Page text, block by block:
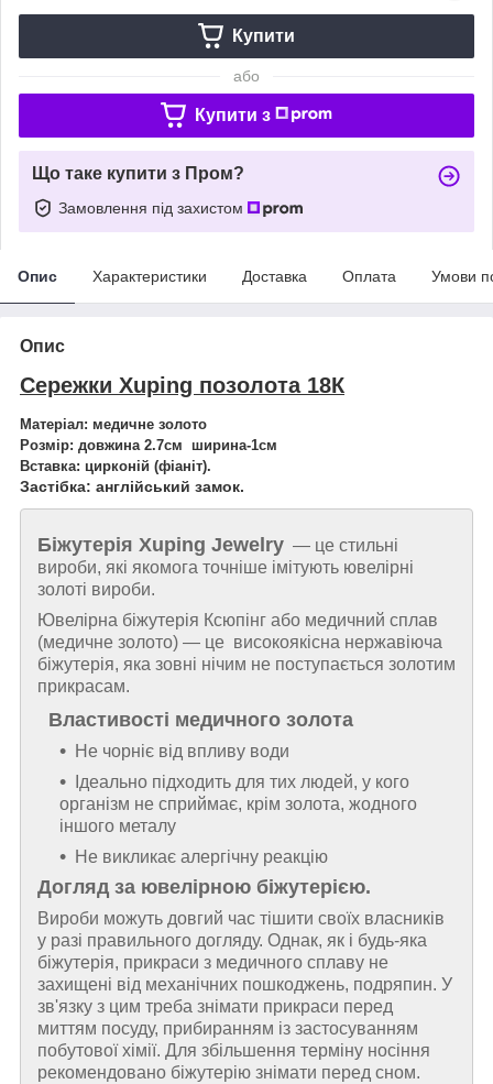
Купити
або
Купити з
Що таке купити з Пром?
Замовлення під захистом
Опис Характеристики Доставка Оплата Умови
Опис
Сережки Xuping позолота 18К
Матеріал: медичне золото
Розмір: довжина 2.7см ширина-1см
Вставка: цирконій (фіаніт).
Застібка: англійський замок.
Біжутерія Xuping Jewelry — це стильні
вироби, які якомога точніше імітують ювелірні
золоті вироби.
Ювелірна біжутерія Ксюпінг або медичний сплав
(медичне золото) — це високоякісна нержавіюча
біжутерія, яка зовні нічим не поступається золотим
прикрасам.
Властивості медичного золота
Не чорніє від впливу води
Ідеально підходить для тих людей, у кого
організм не сприймає, крім золота, жодного
іншого металу
Не викликає алергічну реакцію
Догляд за ювелірною біжутерією.
Вироби можуть довгий час тішити своїх власників
у разі правильного догляду. Однак, як і будь-яка
біжутерія, прикраси з медичного сплаву не
захищені від механічних пошкоджень, подряпин. У
зв'язку з цим треба знімати прикраси перед
миттям посуду, прибиранням із застосуванням
побутової хімії. Для збільшення терміну носіння
рекомендовано біжутерію знімати перед сном.